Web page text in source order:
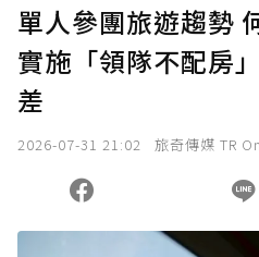
您當前剩餘 U 利點數：0
單人參團旅遊趨勢
實施「領隊不配房
差
2026-07-31 21:02 旅奇傳媒 TR